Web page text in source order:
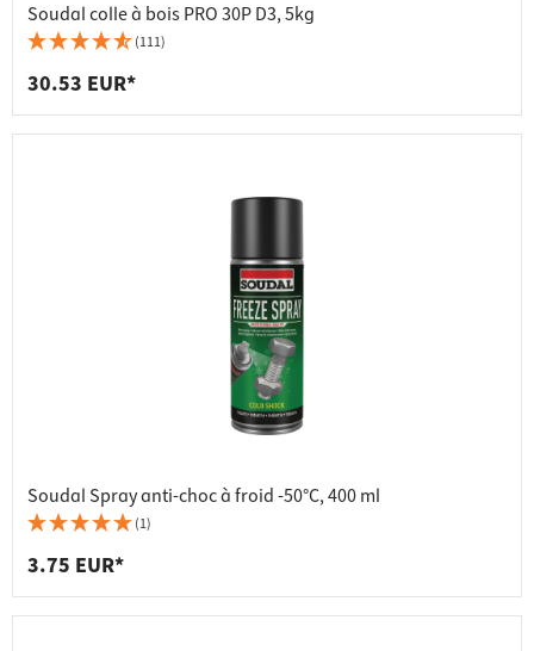
Soudal colle à bois PRO 30P D3, 5kg
(111)
30.53 EUR*
Soudal Spray anti-choc à froid -50°C, 400 ml
(1)
3.75 EUR*